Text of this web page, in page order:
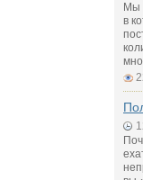
Мы
в